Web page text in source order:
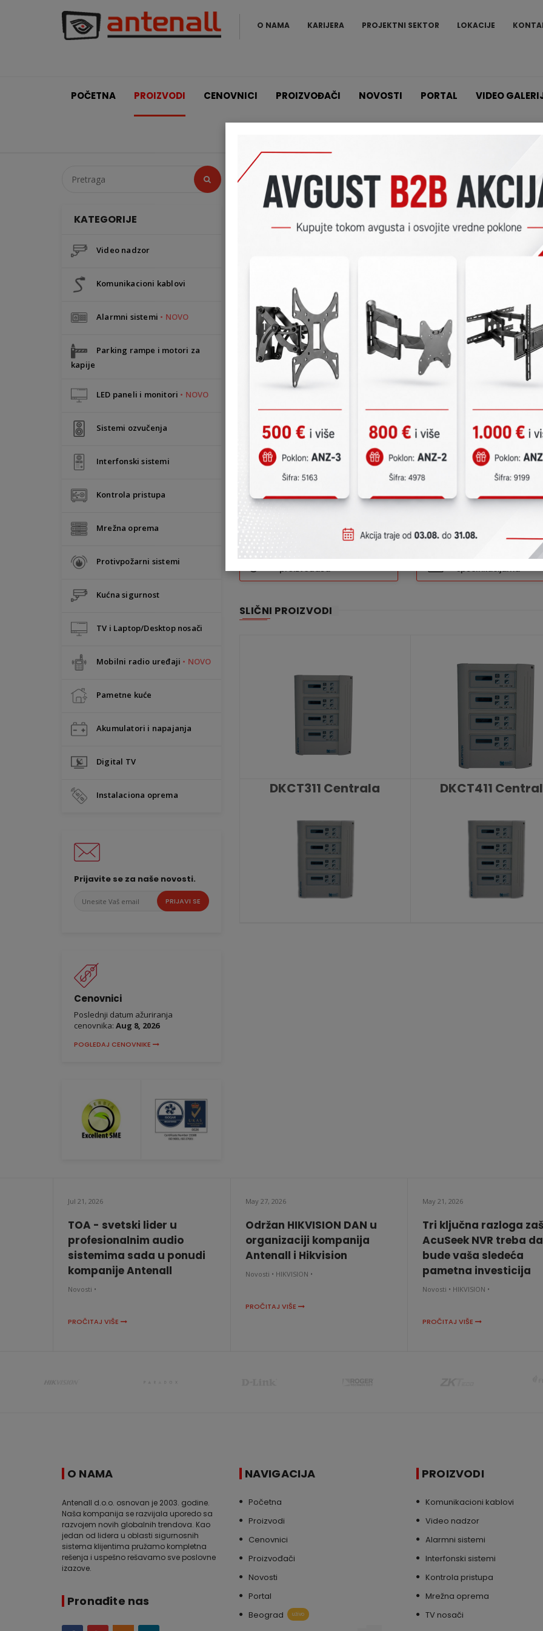
O NAMA KARIJERA PROJEKTNI SEKTOR LOKACIJE
POČETNA PROIZVODI CENOVNICI PROIZVOĐAČI NOVOSTI PORTAL VIDEO
KATEGORIJE
Video nadzor
Komunikacioni kablovi
Alarmni sistemi • NOVO
Parking rampe i motori za
kapije
LED paneli i monitori • NOVO
Sistemi ozvučenja
Interfonski sistemi
Kontrola pristupa
Mrežna oprema
Protivpožarni sistemi
Kućna sigurnost
TV i Laptop/Desktop nosači
Mobilni radio uređaji • NOVO
Pametne kuće
Akumulatori i napajanja
Digital TV
Instalaciona oprema
Prijavite se za naše novosti.
Vaš
PRIJAVI SE
Cenovnici
Poslednji datum ažuriranja
cenovnika: Aug 8, 2026
POGLEDAJ CENOVNIKE
Proizvodi Detekcija CO DKCT411 Centrala
Duran Electronica
DURPARK
-Broj zona/
-Ekran: LCD
-Ožičenje
-Potrošnja: max
detektoru
-Izlazi: komandni
(3 beznaponska
-Napajanje: 230V
-Stepen zaštite:
-Težina/
proizvođača
Preuzmite dokument
specifikacijama
SLIČNI PROIZVODI
DKCT311 Centrala DKCT411
Jul 21, 2026
TOA - svetski lider u
profesionalnim audio
sistemima sada u ponudi
kompanije Antenall
Novosti •
PROČITAJ VIŠE
May 27, 2026
Održan HIKVISION DAN u
organizaciji kompanija
Antenall i Hikvision
Novosti • HIKVISION •
PROČITAJ VIŠE
May 21, 2026
Tri ključna razloga
AcuSeek NVR treba da
bude vaša sledeća
pametna investicija
Novosti • HIKVISION •
PROČITAJ VIŠE
O NAMA
Antenall d.o.o. osnovan je 2003. godine.
Naša kompanija se razvijala uporedo sa
razvojem novih globalnih trendova. Kao
jedan od lidera u oblasti sigurnosnih
sistema klijentima pružamo kompletna
rešenja i uspešno rešavamo sve poslovne
izazove.
Pronađite nas
NAVIGACIJA
Početna
Proizvodi
Cenovnici
Proizvođači
Novosti
Portal
Beograd
uživo
PROIZVODI
Komunikacioni kablovi
Video nadzor
Alarmni sistemi
Interfonski sistemi
Kontrola pristupa
Mrežna oprema
TV nosači